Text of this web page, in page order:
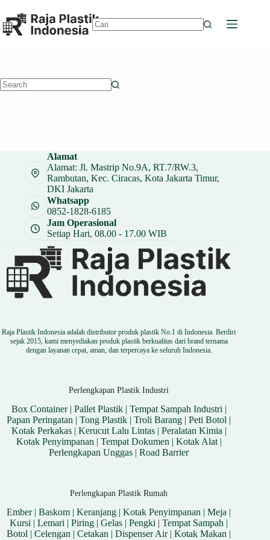
to
content
Alamat
Alamat: Jl. Mastrip No.9A, RT.7/RW.3,
Rambutan, Kec. Ciracas, Kota Jakarta Timur,
DKI Jakarta
Whatsapp
0852-1828-6185
Jam Operasional
Setiap Hari, 08.00 - 17.00 WIB
Raja Plastik Indonesia adalah distributor produk plastik No.1 di Indonesia. Berdiri
sejak 2015, kami menyediakan produk plastik berkualitas dari brand ternama
dengan layanan cepat, aman, dan terpercaya ke seluruh Indonesia.
Perlengkapan Plastik Industri
Box Container| Pallet Plastik| Tempat Sampah Industri |
Papan Peringatan |Tong Plastik |Troli Barang |Peti Botol |
Kotak Perkakas| Kerucut Lalu Lintas| Peralatan Kimia |
Kotak Penyimpanan | Tempat Dokumen | Kotak Alat|
Perlengkapan Unggas |Road Barrier
Perlengkapan Plastik Rumah
Ember|Baskom |Keranjang |Kotak Penyimpanan |Meja |
Kursi |Lemari |Piring |Gelas |Pengki |Tempat Sampah |
Botol |Celengan |Cetakan |Dispenser Air|Kotak Makan |